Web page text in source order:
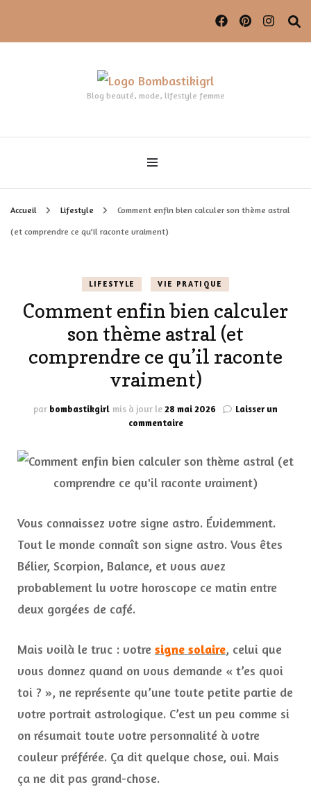
Blog beauté, mode, lifestyle femme
Accueil Lifestyle Comment enfin bien calculer son thème astral
(et comprendre ce qu’il raconte vraiment)
LIFESTYLE VIE PRATIQUE
Comment enfin bien calculer
son thème astral (et
comprendre ce qu’il raconte
vraiment)
par bombastikgirl mis à jour le28 mai 2026
Laisser un
commentairesur
bien
calculer
astral
comprendre
raconte
Vous connaissez votre signe astro. Évidemment.
Tout le monde connaît son signe astro. Vous êtes
Bélier, Scorpion, Balance, et vous avez
probablement lu votre horoscope ce matin entre
deux gorgées de café.
Mais voilà le truc : votre signe solaire, celui que
vous donnez quand on vous demande « t’es quoi
toi ? », ne représente qu’une toute petite partie de
votre portrait astrologique. C’est un peu comme si
on résumait toute votre personnalité à votre
couleur préférée. Ça dit quelque chose, oui. Mais
ça ne dit pas grand-chose.